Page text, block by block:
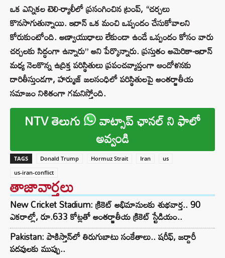
ఒక ఎన్నికల టెలి-ర్యాలీలో ప్రసంగించిన ట్రంప్, “చర్చలు
కొనసాగుతున్నాయి. ఇరాన్ ఒక మంచి ఒప్పందం చేసుకోవాలని
కోరుకుంటోంది. అణ్వాయుధాలు లేకుండా ఉండే ఒప్పందం కోసం వారు
చర్చలకు సిద్ధంగా ఉన్నారు” అని పేర్కొన్నారు. ప్రస్తుతం అమెరికా-ఇరాన్
మధ్య నెలకొన్న ఉద్రిక్త పరిస్థితులు ప్రపంచవ్యాప్తంగా ఆందోళనకు
దారితీస్తుండగా, హర్ముజ్ జలసంధిలో పరిస్థితులపై అంతర్జాతీయ
సమాజం నిశితంగా గమనిస్తోంది.
NTV తెలుగు వాట్సాప్ ఛానల్ ని ఫాలో
అవ్వండి
TAGS Donald Trump Hormuz Strait Iran
us
us-iran-conflict
తాజావార్తలు
New Cricket Stadium: క్రికెట్ అభిమానులకు శుభవార్త.. 90
ఎకరాల్లో, రూ.633 కోట్లతో అంతర్జాతీయ క్రికెట్ స్టేడియం..
Pakistan: పాకిస్తాన్‌లో తిరుగుబాటు సంకేతాలు.. షరీఫ్, జర్దారీ
పదవులకు ముప్పు..